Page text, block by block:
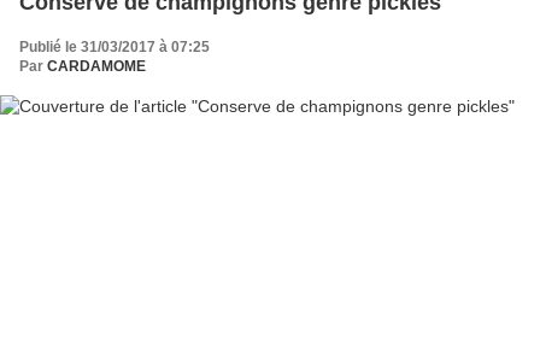
Publié le 31/03/2017 à 07:25
Par CARDAMOME